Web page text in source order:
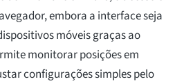
embora a interface seja
móveis graças ao
monitorar posições em
configurações simples pelo